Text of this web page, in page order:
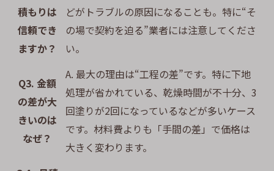
積もりは
信頼でき
ますか？
どがトラブルの原因になることも。特に“そ
の場で契約を迫る”業者には注意してくださ
い。
Q3. 金額
の差が大
きいのは
なぜ？
A. 最大の理由は“工程の差”です。特に下地
処理が省かれている、乾燥時間が不十分、3
回塗りが2回になっているなどが多いケース
です。材料費よりも「手間の差」で価格は
大きく変わります。